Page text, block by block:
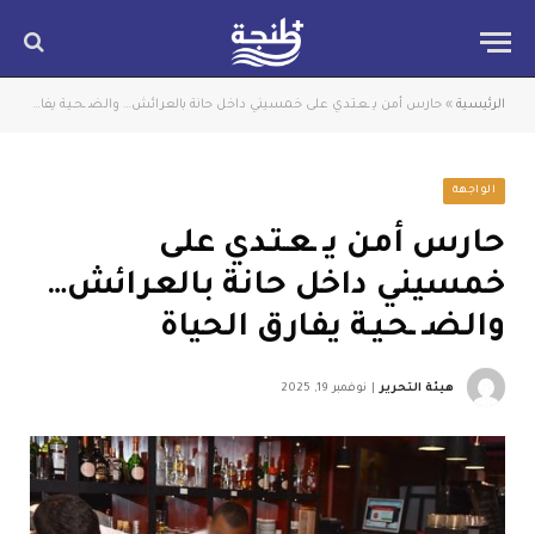
الرئيسية » حارس أمن يـ ـعـتـدي على خمسيني داخل حانة بالعرائش… والـضـ ـحـيـة يفارق الحياة
الواجهة
حارس أمن يـ ـعـتـدي على
خمسيني داخل حانة بالعرائش…
والـضـ ـحـيـة يفارق الحياة
هيئة التحرير نوفمبر 19, 2025